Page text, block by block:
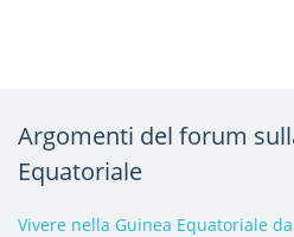
Argomenti del forum
Equatoriale
Vivere nella Guinea Equatoriale